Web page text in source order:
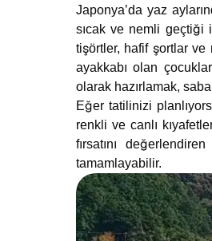
Japonya’da yaz
sıcak ve nemli geçtiği
tişörtler, hafif şortlar ve
ayakkabı olan
olarak hazırlamak,
Eğer tatilinizi
renkli ve canlı
fırsatını
tamamlayabilir.